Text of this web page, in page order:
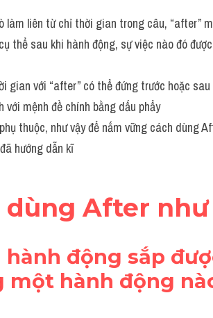
làm liên từ chỉ thời gian trong câu, “after”
thể sau khi hành động, sự việc nào đó
gian với “after” có thể đứng trước hoặc
với mệnh đề chính bằng dấu phẩy
thuộc, như vậy để nắm vững cách dùng
hướng dẫn kĩ
dùng After
hành động sắp
một hành động